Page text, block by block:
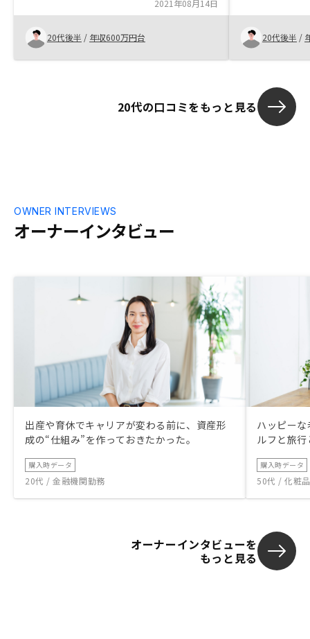
2021年08月14日
20代後半 / 年収600万円台
かったので、
ペーン中とい
みだったこと
た。
20代後半 /
20代の口コミをもっと見る
オーナーインタビュー
OWNER INTERVIEWS
出産や育休でキャリアが変わる前に、資産形
成の“仕組み”を作っておきたかった。
購入時データ
20代 / 金融機関勤務
ハッピー
ルフと旅
購入時データ
50代 / 化粧
オーナーインタビューを
もっと見る